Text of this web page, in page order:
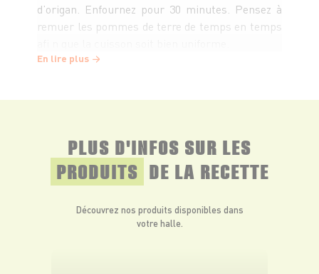
d’origan. Enfournez pour 30 minutes. Pensez à
remuer les pommes de terre de temps en temps
l’eau claire. Coupez les tomates en morceaux et
Égouttez la feta et émiettez-la avec une
fourchette.
Déposez les pommes de terre dans un plat de
En lire plus
PLUS D'INFOS SUR LES
PRODUITS DE LA RECETTE
Découvrez nos produits disponibles dans
votre halle.